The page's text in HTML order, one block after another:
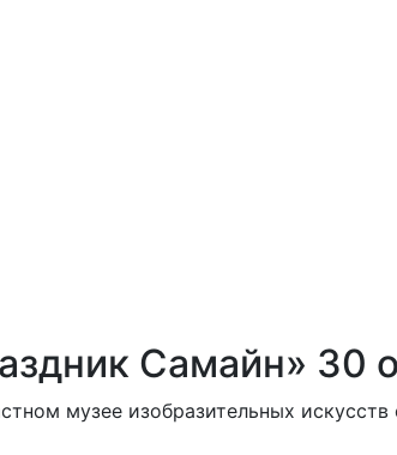
Самайн» 30
музее изобразительных